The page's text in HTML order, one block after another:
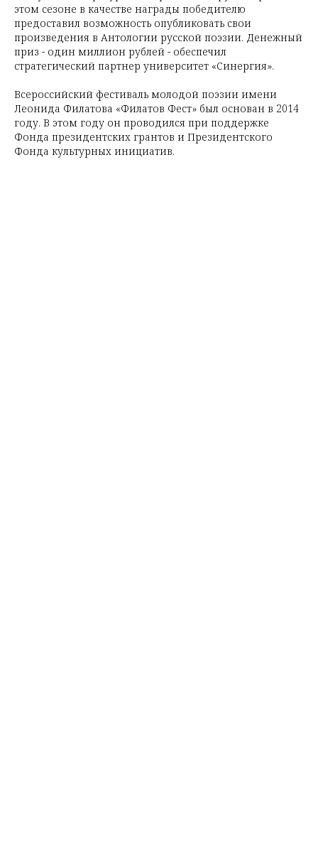
этом сезоне в качестве награды победителю
предоставил возможность опубликовать свои
произведения в Антологии русской поэзии. Денежный
приз - один миллион рублей - обеспечил
стратегический партнер университет «Синергия».
Всероссийский фестиваль молодой поэзии имени
Леонида Филатова «Филатов Фест» был основан в 2014
году. В этом году он проводился при поддержке
Фонда президентских грантов и Президентского
Фонда культурных инициатив.